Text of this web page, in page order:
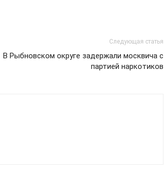
Следующая статья
В Рыбновском округе задержали москвича с
партией наркотиков